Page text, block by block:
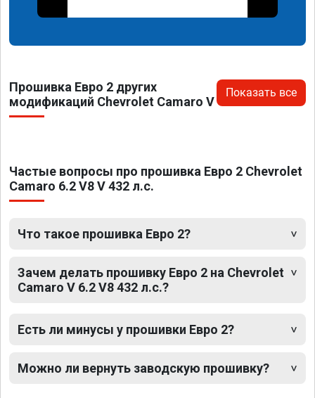
Прошивка Евро 2 других
модификаций Chevrolet Camaro V
Показать все
Частые вопросы про прошивка Евро 2 Chevrolet
Camaro 6.2 V8 V 432 л.с.
Что такое прошивка Евро 2?
Зачем делать прошивку Евро 2 на Chevrolet
Camaro V 6.2 V8 432 л.с.?
Есть ли минусы у прошивки Евро 2?
Можно ли вернуть заводскую прошивку?